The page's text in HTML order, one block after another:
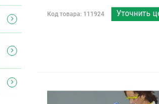
Код товара: 111924 Уточнить